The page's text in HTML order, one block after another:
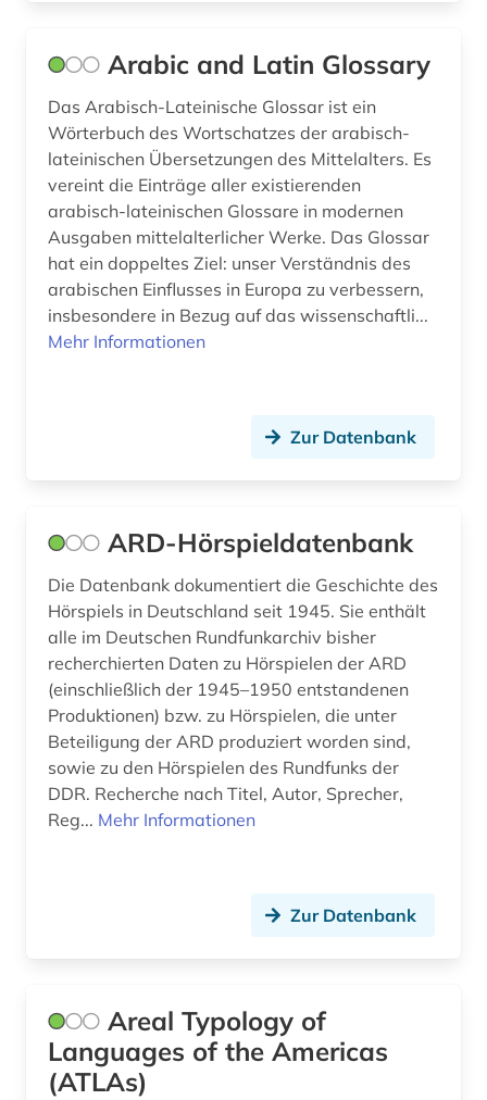
geschichte 1790-1920 (1)
geschichte 1850-1938 (1)
geschichte 1900-2000 (1)
geschichte 1945- (1)
geschichte <1150 (1)
geschichte <1701-1800> (1)
geschlechterforschung (3)
goethe (1)
goethe, johann wolfgang von | schriftsteller;
publizist; politiker; jurist; naturwissenschaftler;
theaterintendant; maler; zeichner (1)
grammatik (2)
graphic novel (1)
griechenland (3)
grundschulunterricht (1)
dramatiker; publizist; journalist; philologe;
dramaturg; erzähler; schriftsteller; lyriker (1)
Arabic and Latin Glossary
Das Arabisch-Lateinische Glossar ist ein
Wörterbuch des Wortschatzes der arabisch-
lateinischen Übersetzungen des Mittelalters. Es
vereint die Einträge aller existierenden
arabisch-lateinischen Glossare in modernen
Ausgaben mittelalterlicher Werke. Das Glossar
hat ein doppeltes Ziel: unser Verständnis des
arabischen Einflusses in Europa zu verbessern,
insbesondere in Bezug auf das wissenschaftli...
Mehr Informationen
Zur Datenbank
ARD-Hörspieldatenbank
Die Datenbank dokumentiert die Geschichte des
Hörspiels in Deutschland seit 1945. Sie enthält
alle im Deutschen Rundfunkarchiv bisher
recherchierten Daten zu Hörspielen der ARD
(einschließlich der 1945–1950 entstandenen
Produktionen) bzw. zu Hörspielen, die unter
Beteiligung der ARD produziert worden sind,
sowie zu den Hörspielen des Rundfunks der
DDR. Recherche nach Titel, Autor, Sprecher,
Reg... Mehr Informationen
Zur Datenbank
Areal Typology of
Languages of the Americas
(ATLAs)